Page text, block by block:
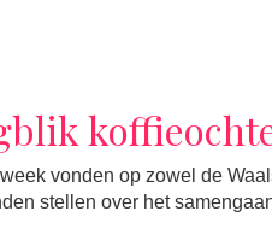
vonden op zowel de
stellen over het